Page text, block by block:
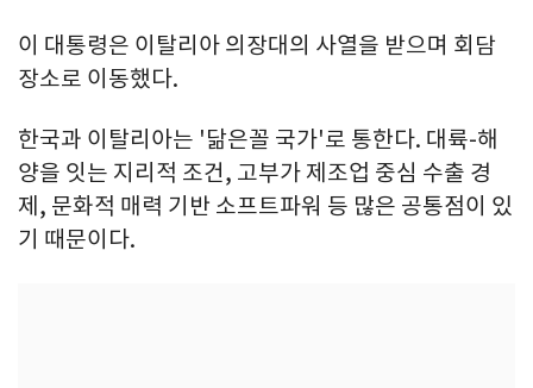
이 대통령은 이탈리아 의장대의 사열을 받으며 회담
장소로 이동했다.
한국과 이탈리아는 '닮은꼴 국가'로 통한다. 대륙-해
양을 잇는 지리적 조건, 고부가 제조업 중심 수출 경
제, 문화적 매력 기반 소프트파워 등 많은 공통점이 있
기 때문이다.